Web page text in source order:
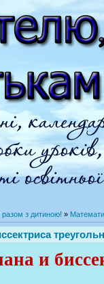
разом з дитиною! »
и